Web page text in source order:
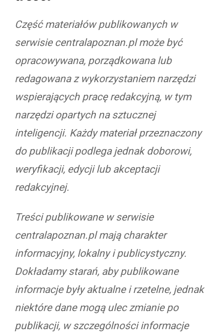
Część materiałów publikowanych w
serwisie centralapoznan.pl może być
opracowywana, porządkowana lub
redagowana z wykorzystaniem narzędzi
wspierających pracę redakcyjną, w tym
narzędzi opartych na sztucznej
inteligencji. Każdy materiał przeznaczony
do publikacji podlega jednak doborowi,
weryfikacji, edycji lub akceptacji
redakcyjnej.
Treści publikowane w serwisie
centralapoznan.pl mają charakter
informacyjny, lokalny i publicystyczny.
Dokładamy starań, aby publikowane
informacje były aktualne i rzetelne, jednak
niektóre dane mogą ulec zmianie po
publikacji, w szczególności informacje